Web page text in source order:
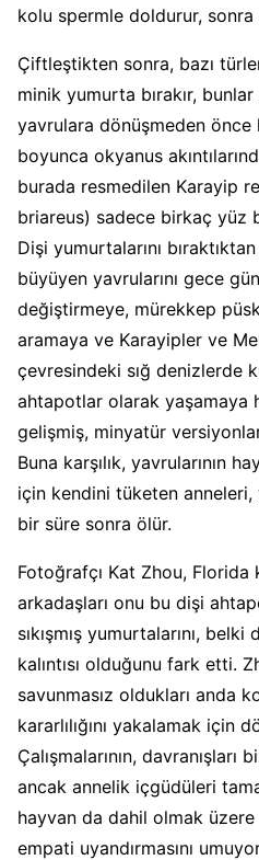
kolu spermle doldurur, sonra
Çiftleştikten sonra, bazı
minik yumurta bırakır,
yavrulara dönüşmeden
boyunca okyanus
burada resmedilen Karayip
briareus) sadece birkaç yüz
Dişi yumurtalarını
büyüyen yavrularını gece
değiştirmeye, mürekkep
aramaya ve Karayipler ve
çevresindeki sığ denizlerde
ahtapotlar olarak yaşamaya
gelişmiş, minyatür
Buna karşılık, yavrularının
için kendini tüketen anneleri,
bir süre sonra ölür.
Fotoğrafçı Kat Zhou, Florida
arkadaşları onu bu dişi
sıkışmış yumurtalarını,
kalıntısı olduğunu fark etti.
savunmasız oldukları anda
kararlılığını yakalamak için
Çalışmalarının,
ancak annelik içgüdüleri
hayvan da dahil olmak üzere
empati uyandırmasını